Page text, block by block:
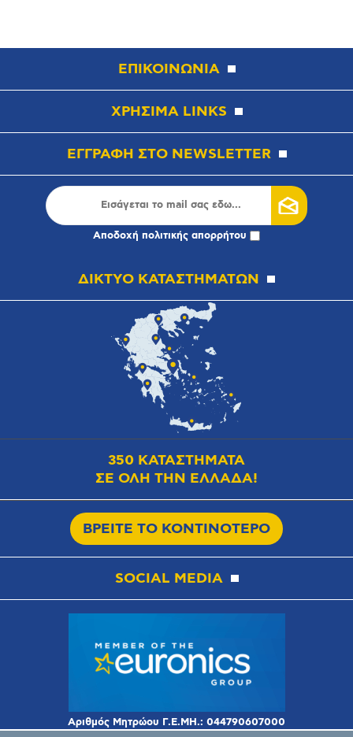
ΕΠΙΚΟΙΝΩΝΙΑ
ΧΡΗΣΙΜΑ LINKS
ΕΓΓΡΑΦΗ ΣΤΟ NEWSLETTER
Αποδοχή πολιτικής απορρήτου
ΔΙΚΤΥΟ ΚΑΤΑΣΤΗΜΑΤΩΝ
350 ΚΑΤΑΣΤΗΜΑΤΑ
ΣΕ ΟΛΗ ΤΗΝ ΕΛΛΑΔΑ!
ΒΡΕΙΤΕ ΤΟ ΚΟΝΤΙΝΟΤΕΡΟ
SOCIAL MEDIA